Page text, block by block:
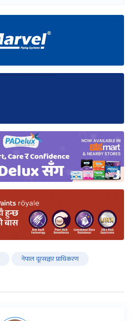
नेपाल दूरसञ्चार प्राधिकरण